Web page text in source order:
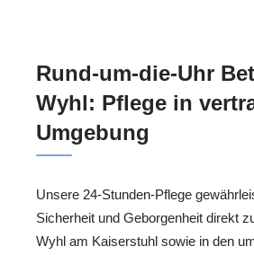
Rund-um-die-Uhr
Wyhl: Pflege in
Umgebung
Unsere 24-Stunden-Pflege
Sicherheit und Geborgenheit direkt
Wyhl am Kaiserstuhl sowie in den